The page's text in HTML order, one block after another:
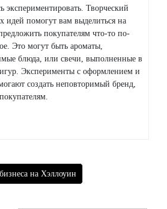
экспериментировать. Творческий
идей помогут вам выделиться на
покупателям что-то по-
Это могут быть ароматы,
блюда, или свечи, выполненные в
Эксперименты с оформлением и
создать неповторимый бренд,
на Хэллоуин